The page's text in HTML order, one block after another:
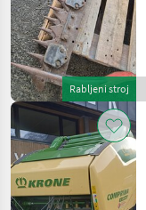
Rabljeni stroj